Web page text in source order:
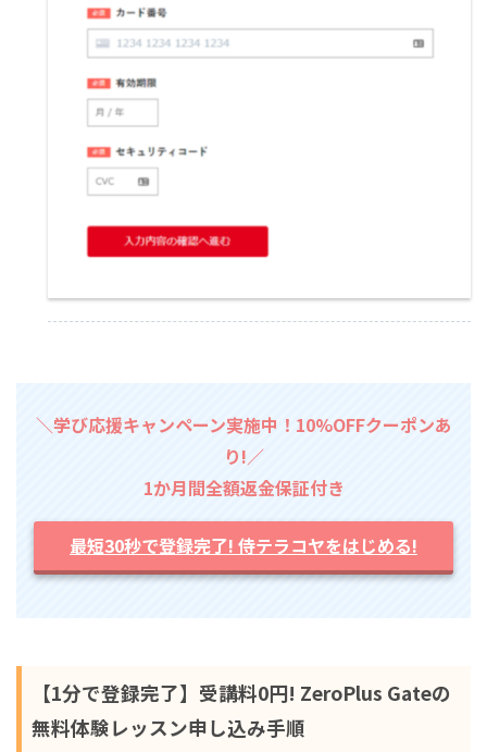
＼学び応援キャンペーン実施中！10%OFFクーポンあ
り!／
1か月間全額返金保証付き
最短30秒で登録完了! 侍テラコヤをはじめる!
【1分で登録完了】受講料0円! ZeroPlus Gateの
無料体験レッスン申し込み手順